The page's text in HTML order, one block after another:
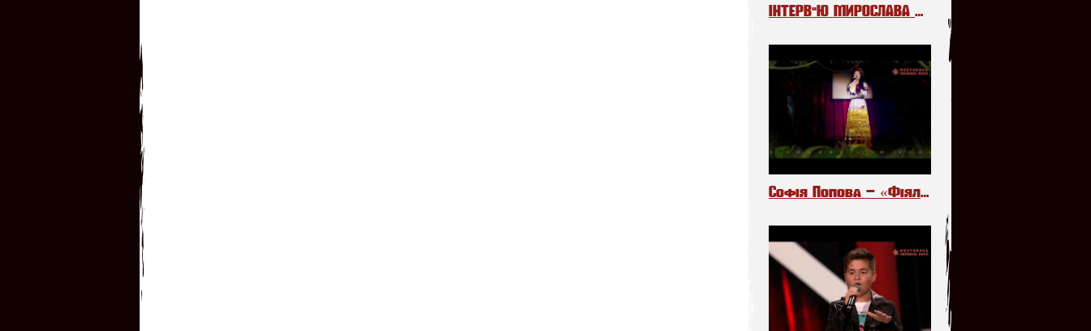
ІНТЕРВ"Ю МИРОСЛАВА МЕЛЬНИКА НА РАДІО «ПРОМІНЬ»
Софія Попова – «Фіялочки»